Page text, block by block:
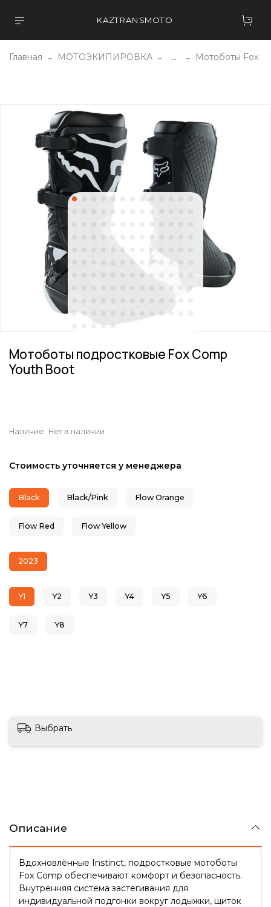
KAZTRANSMOTO
Главная МОТОЭКИПИРОВКА ... Мотоботы Fox
Наличие: Нет в наличии
Мотоботы подростковые Fox Comp
Youth Boot
Стоимость уточняется у менеджера
Black Black/Pink Flow Orange
Flow Red Flow Yellow
2023
Y1 Y2 Y3 Y4 Y5 Y6
Y7 Y8
Выбрать
Описание
Вдохновлённые Instinct, подростковые мотоботы
Fox Comp обеспечивают комфорт и безопасность.
Внутренняя система застегивания для
индивидуальной подгонки вокруг лодыжки, щиток